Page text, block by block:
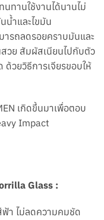
ทานใช้งานได้นานไม่
ำและไขมัน
ารถลดรอยคราบมันและ
วย สัมผัสเนียนไปกับตัว
ด้วยวิธีการเจียรขอบให้
เกิดขึ้นมาเพื่อตอบ
Impact
Glass :
ฟ้า ไม่ลดความคมชัด